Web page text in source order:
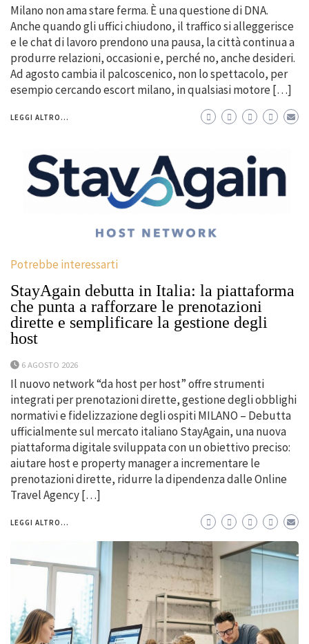
Milano non ama stare ferma. È una questione di DNA.
Anche quando gli uffici chiudono, il traffico si alleggerisce
e le chat di lavoro prendono una pausa, la città continua a
produrre relazioni, occasioni e, perché no, anche desideri.
Ad agosto cambia il palcoscenico, non lo spettacolo, per
esempio cercando escort milano, in qualsiasi motore […]
LEGGI ALTRO...
Potrebbe interessarti
StayAgain debutta in Italia: la piattaforma
che punta a rafforzare le prenotazioni
dirette e semplificare la gestione degli
host
6 AGOSTO 2026
Il nuovo network “da host per host” offre strumenti
integrati per prenotazioni dirette, gestione degli obblighi
normativi e fidelizzazione degli ospiti MILANO – Debutta
ufficialmente sul mercato italiano StayAgain, una nuova
piattaforma digitale sviluppata con un obiettivo preciso:
aiutare host e property manager a incrementare le
prenotazioni dirette, ridurre la dipendenza dalle Online
Travel Agency […]
LEGGI ALTRO...